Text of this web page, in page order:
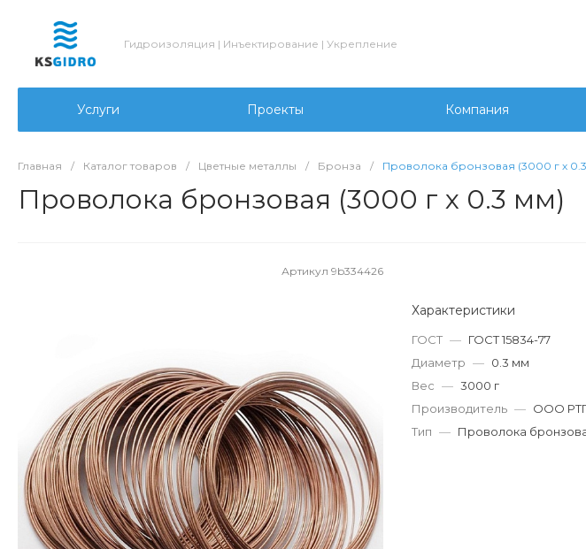
Гидроизоляция | Инъектирование | Укрепление
Услуги Проекты Компания
Главная / Каталог товаров / Цветные металлы / Бронза / Проволока бронзовая (3000 г х
Проволока бронзовая (3000 г х 0.3 мм)
Артикул9b334426
Характеристики
ГОСТ — ГОСТ 15834-77
Диаметр — 0.3 мм
Вес — 3000 г
Производитель — ООО
Тип — Проволока